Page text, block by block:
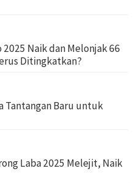
Naik dan Melonjak 66
Ditingkatkan?
Tantangan Baru untuk
Laba 2025 Melejit, Naik